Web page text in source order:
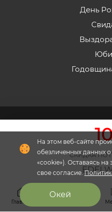
Главная
СКИДКА ПО
На этом веб-сайте
обезличенных данных о
«cookie»). Оставаясь на
свое согласие.
Окей
День
2026 © «Эдельвейс» -
цветов в
Флория
- комплексное
бизнеса